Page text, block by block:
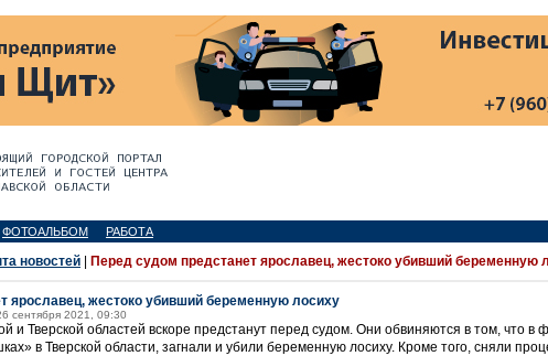
ФОТОАЛЬБОМ РАБОТА
новостей Перед судом предстанет ярославец, жестоко убивший беременную
ярославец, жестоко убивший беременную лосиху
сентября 2021, 09:30
и Тверской областей вскоре предстанут перед судом. Они обвиняются в том, что в
в Тверской области, загнали и убили беременную лосиху. Кроме того, сняли